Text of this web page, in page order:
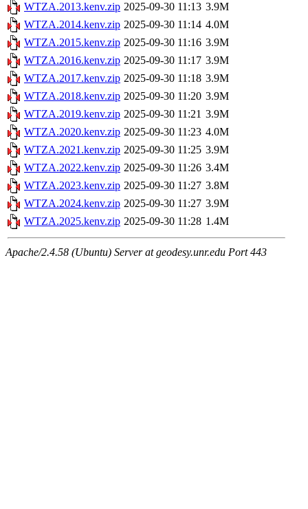
WTZA.2013.kenv.zip 2025-09-30 11:13 3.9M
WTZA.2014.kenv.zip 2025-09-30 11:14 4.0M
WTZA.2015.kenv.zip 2025-09-30 11:16 3.9M
WTZA.2016.kenv.zip 2025-09-30 11:17 3.9M
WTZA.2017.kenv.zip 2025-09-30 11:18 3.9M
WTZA.2018.kenv.zip 2025-09-30 11:20 3.9M
WTZA.2019.kenv.zip 2025-09-30 11:21 3.9M
WTZA.2020.kenv.zip 2025-09-30 11:23 4.0M
WTZA.2021.kenv.zip 2025-09-30 11:25 3.9M
WTZA.2022.kenv.zip 2025-09-30 11:26 3.4M
WTZA.2023.kenv.zip 2025-09-30 11:27 3.8M
WTZA.2024.kenv.zip 2025-09-30 11:27 3.9M
WTZA.2025.kenv.zip 2025-09-30 11:28 1.4M
Apache/2.4.58 (Ubuntu) Server at geodesy.unr.edu Port 443